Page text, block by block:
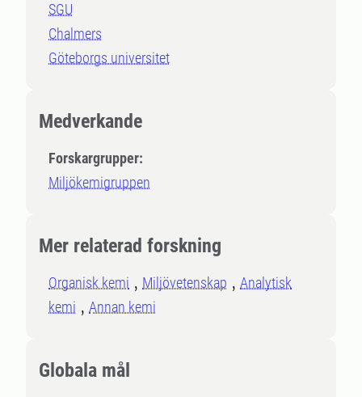
SGU
Chalmers
Göteborgs universitet
Medverkande
Forskargrupper:
Miljökemigruppen
Mer relaterad forskning
Organisk kemi Miljövetenskap
Analytisk
kemi
Annan kemi
Globala mål